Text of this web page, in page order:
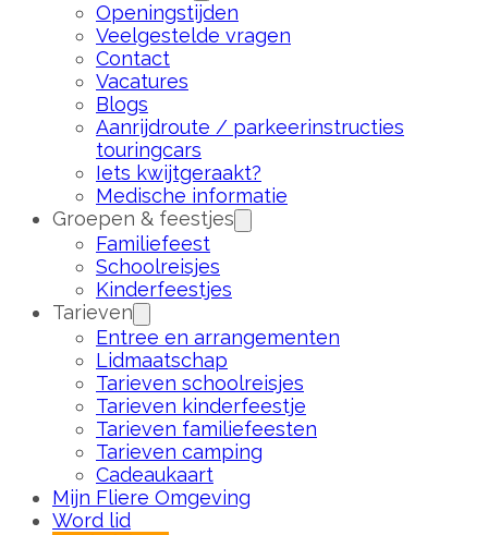
Openingstijden
Veelgestelde vragen
Contact
Vacatures
Blogs
Aanrijdroute / parkeerinstructies
touringcars
Iets kwijtgeraakt?
Medische informatie
Groepen & feestjes
Familiefeest
Schoolreisjes
Kinderfeestjes
Tarieven
Entree en arrangementen
Lidmaatschap
Tarieven schoolreisjes
Tarieven kinderfeestje
Tarieven familiefeesten
Tarieven camping
Cadeaukaart
Mijn Fliere Omgeving
Word lid